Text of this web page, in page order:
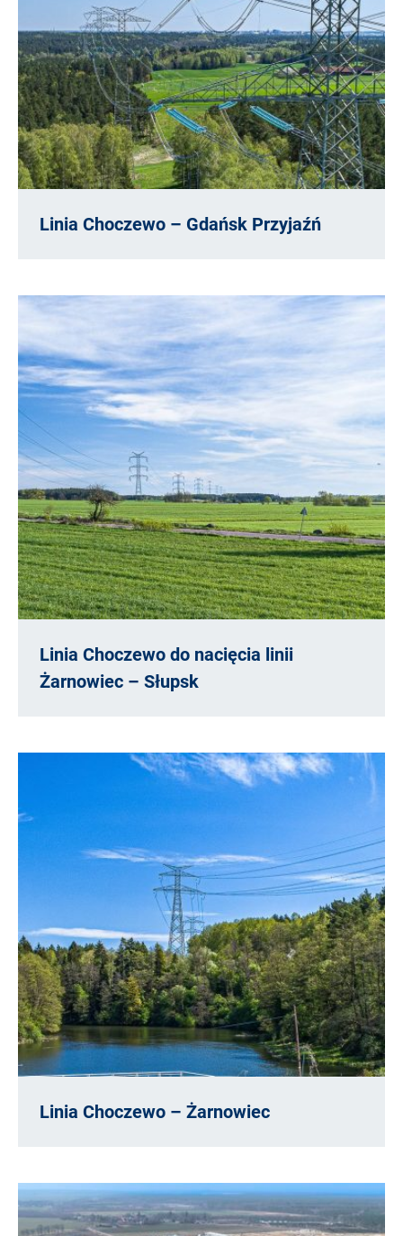
Linia Choczewo – Gdańsk Przyjaźń
Linia Choczewo do nacięcia linii
Żarnowiec – Słupsk
Linia Choczewo – Żarnowiec